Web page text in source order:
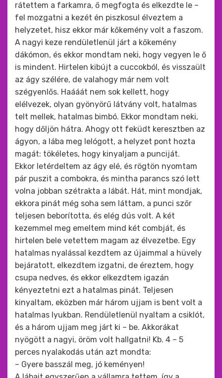
rátettem a farkamra, ő megfogta és elkezdte le –
fel mozgatni a kezét én piszkosul élveztem a
helyzetet, hisz ekkor már kőkemény volt a faszom.
A nagyi keze rendületlenül járt a kőkemény
dákómon, és ekkor mondtam neki, hogy vegyen le ő
is mindent. Hirtelen kibújt a cuccokból, és visszaült
az ágy szélére, de valahogy már nem volt
szégyenlős. Haááát nem sok kellett, hogy
elélvezek, olyan gyönyörű látvány volt, hatalmas
telt mellek, hatalmas bimbó. Ekkor mondtam neki,
hogy dőljön hátra. Ahogy ott feküdt keresztben az
ágyon, a lába meg lelógott, a helyzet pont hozta
magát: tökéletes, hogy kinyaljam a punciját.
Ekkor letérdeltem az ágy elé, és rögtön nyomtam
pár puszit a combokra, és mintha parancs szó lett
volna jobban szétrakta a lábát. Hát, mint mondjak,
ekkora pinát még soha sem láttam, a punci szőr
teljesen beborította, és elég dús volt. A két
kezemmel meg emeltem mind két combját, és
hirtelen bele vetettem magam az élvezetbe. Egy
hatalmas nyalással kezdtem az újaimmal a hüvely
bejáratott, elkezdtem izgatni, de éreztem, hogy
csupa nedves, és ekkor elkezdtem igazán
kényeztetni ezt a hatalmas pinát. Teljesen
kinyaltam, eközben már három ujjam is bent volt a
hatalmas lyukban. Rendületlenül nyaltam a csiklót,
és a három ujjam meg járt ki – be. Akkorákat
nyögött a nagyi, öröm volt hallgatni! Kb. 4 – 5
perces nyalakodás után azt mondta:
– Gyere basszál meg, jó keményen!